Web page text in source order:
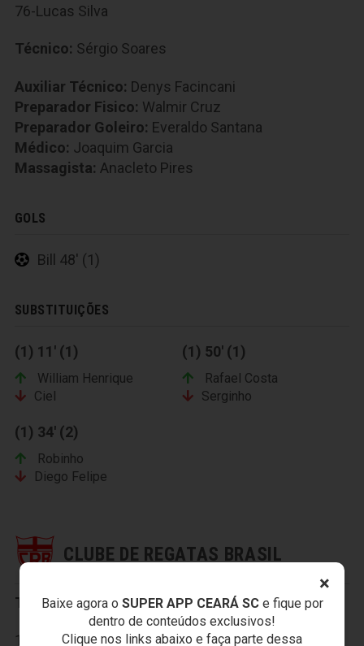
×
Baixe agora o SUPER APP CEARÁ SCe fique por
dentro de conteúdos exclusivos!
Clique nos links abaixo e faça parte dessa
76-Lucas Silva
Técnico: Sérgio Soares
Auxiliar Técnico: Denys Facincani
Preparador Fisico: Walmir Cruz
Preparador Goleiro: Everaldo Santana
Médico: Joaquim Garcia
Massagista: Anacleto Pires
GOLS
Bill 48' (1)
SUBSTITUIÇÕES
(1) 11' (1)
William Henrique
Ciel
(1) 50' (1)
Rafael Costa
Serginho
(1) 34' (2)
Robinho
Diego Felipe
CLUBE DE REGATAS BRASIL
Titulares:
1- Juliano Cesar; 2- Marcos; 3- Flavio; 4- Diego